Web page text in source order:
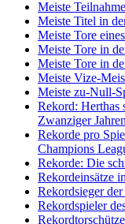
Meiste
Meiste Titel in
Meiste Tore
Meiste Tore in
Meiste Tore in
Meiste Vize-
Meiste zu-Null-
Rekord: Herthas
Zwanziger Jahren
Rekorde pro
Champions
Rekorde: Die
Rekordeinsätze
Rekordsieger
Rekordspieler